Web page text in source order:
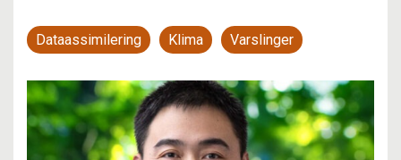
Dataassimilering Klima Varslinger